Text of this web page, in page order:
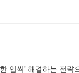
입씩' 해결하는 전략